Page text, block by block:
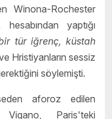
Winona-Rochester
yaptığı
tür iğrenç, küstah
Hristiyanların sessiz
söylemişti.
aforoz edilen
Paris'teki